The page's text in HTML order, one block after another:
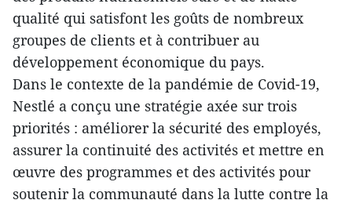
qualité qui satisfont les goûts de nombreux
groupes de clients et à contribuer au
développement économique du pays.
Dans le contexte de la pandémie de Covid-19,
Nestlé a conçu une stratégie axée sur trois
priorités : améliorer la sécurité des employés,
assurer la continuité des activités et mettre en
œuvre des programmes et des activités pour
soutenir la communauté dans la lutte contre la